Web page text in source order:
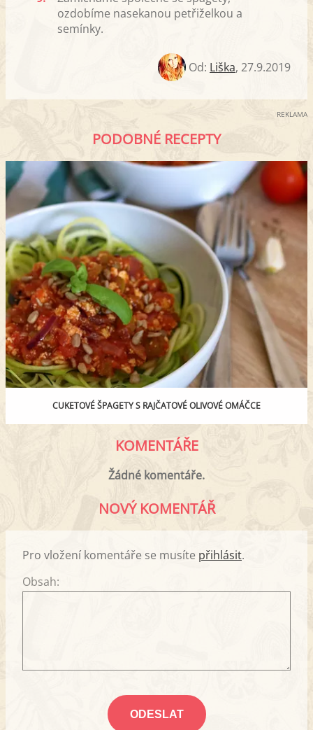
ozdobíme nasekanou petřiželkou a
semínky.
Od: Liška, 27.9.2019
REKLAMA
PODOBNÉ RECEPTY
CUKETOVÉ ŠPAGETY S RAJČATOVÉ OLIVOVÉ OMÁČCE
KOMENTÁŘE
Žádné komentáře.
NOVÝ KOMENTÁŘ
Pro vložení komentáře se musíte přihlásit.
Obsah: